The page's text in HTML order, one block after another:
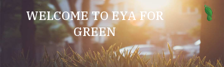
WELCOME TO EYA FOR
GREEN